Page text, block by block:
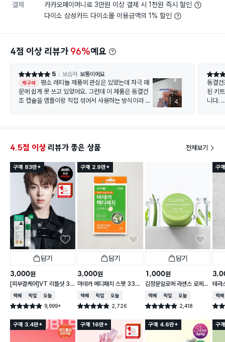
결제
카카오페이머니로 3만원 이상 결제 시 1천원 즉시 할인
다이소 삼성카드 다이소몰 이용금액의 1% 할인
4점 이상 리뷰가 96%예요
별점 5점 5 보습력 보통이에요
재구매
평소 레티놀 제품에 관심은 있었는데 자극 때
문에 쉽게 못 쓰고 있었어요. 그런데 이 제품은 동결건
조 캡슐을 앰플이랑 직접 섞어서 사용하는 방식이라 신
운 느낌은 거의 없었고 피부가 촉촉해지면서 결이 정돈
가 조금 더 매끈하게 느껴져서 꾸준히 사용해보고 싶다
는 생각이 들었어요. 사용하는 재미도 있고 구성도 괜찮
아서 가성비 좋은 레티놀 입문 제품으로 추천하고 싶습
니다.
4
별점 5
동결건
된 키
니다.
이 산
집니
게 눈
니다.
4.5점 이상 리뷰가 좋은 상품 전체보기
구매 83만+
담기
3,000원
[피부결케어]VT 리들샷 30
0 페이셜 부스팅 퍼스트 앰
플 2 ml*6개입
택배배송매장픽업오늘배송
별점 4.9점 9,999+
건 작성
구매 2.9만+
담기
3,000원
마데카 메디패치 스팟 33매
입
택배배송매장픽업오늘배송
별점 4.9점 2,726
건 작성
담기
1,000원
김정문알로에 라센스 로에
큐어 인텐시브 2x 크림 3.5
택배배송매장픽업오늘배송
별점 4.9점 2,418
건 작성
구
테라
택배
별점
구매 3.4만+ 구매 16만+ 구매 4.6만+ 구